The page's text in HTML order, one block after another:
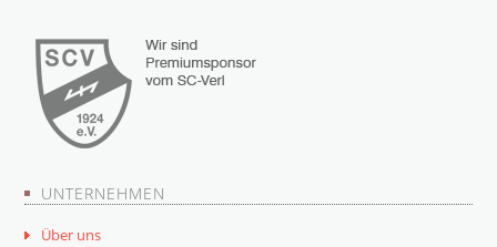
UNTERNEHMEN
Über uns